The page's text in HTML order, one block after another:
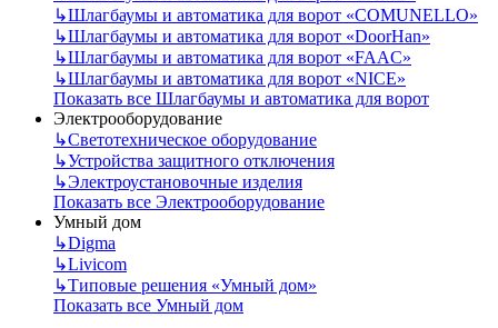
↳Шлагбаумы и автоматика для ворот «COMUNELLO»
↳Шлагбаумы и автоматика для ворот «DoorHan»
↳Шлагбаумы и автоматика для ворот «FAAC»
↳Шлагбаумы и автоматика для ворот «NICE»
Показать все Шлагбаумы и автоматика для ворот
Электрооборудование
↳Светотехническое оборудование
↳Устройства защитного отключения
↳Электроустановочные изделия
Показать все Электрооборудование
Умный дом
↳Digma
↳Livicom
↳Типовые решения «Умный дом»
Показать все Умный дом